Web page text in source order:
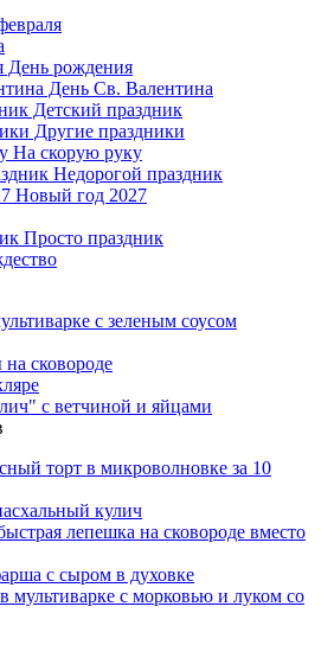
День рождения
День Св. Валентина
Детский праздник
Другие праздники
На скорую руку
Недорогой праздник
Новый год 2027
Просто праздник
с зеленым соусом
сковороде
с ветчиной и яйцами
торт в микроволновке за 10
кулич
лепешка на сковороде вместо
с сыром в духовке
мультиварке с морковью и луком со